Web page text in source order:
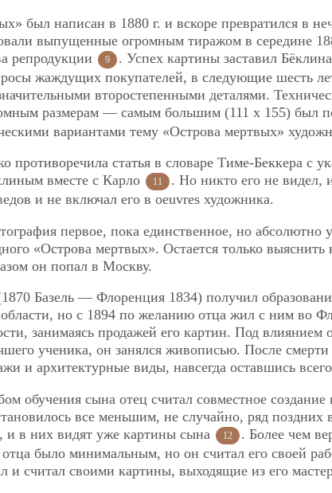
был написан в 1880 г. и вскоре превратился в
выпущенные огромным тиражом в середине
репродукции
9
. Успех картины заставил
жаждущих покупателей, в следующие шесть
второстепенными деталями.
размерам — самым большим (111 х 155) был
вариантами тему «Острова мертвых»
противоречила статья в словаре Тиме-Беккера с
вместе с Карло
11
. Но никто его не видел,
и не включал его в oeuvres художника.
первое, пока единственное, но абсолютно
«Острова мертвых». Остается только выяснить
он попал в Москву.
Базель — Флоренция 1834) получил
области, но с 1894 по желанию отца жил с ним во
занимаясь продажей его картин. Под влиянием
ученика, он занялся живописью. После смерти
и архитектурные виды, навсегда оставшись
обучения сына отец считал совместное создание
все меньшим, не случайно, ряд
и в них видят уже картины сына
12
. Более чем
было минимальным, но он считал его своей
и считал своими картины, выходящие из его